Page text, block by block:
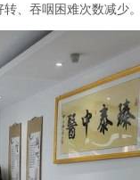
、吞咽困难次数减少